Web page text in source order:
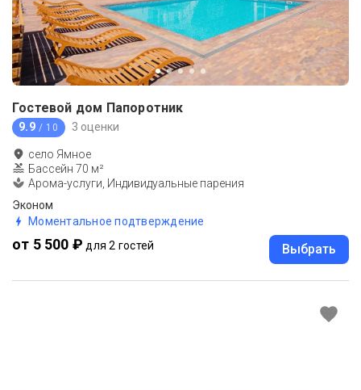
Гостевой дом Папоротник
9.9 / 10 3 оценки
село Ямное
Бассейн 70 м²
Арома-услуги, Индивидуальные парения
Эконом
Моментальное подтверждение
от 5 500 ₽ для 2 гостей Выбрать